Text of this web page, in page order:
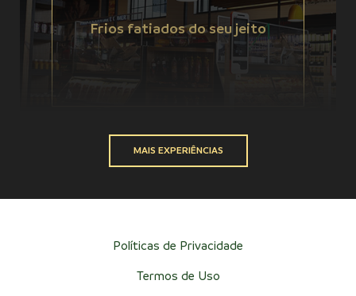
Frios fatiados do seu jeito
MAIS EXPERIÊNCIAS
Políticas de Privacidade
Termos de Uso